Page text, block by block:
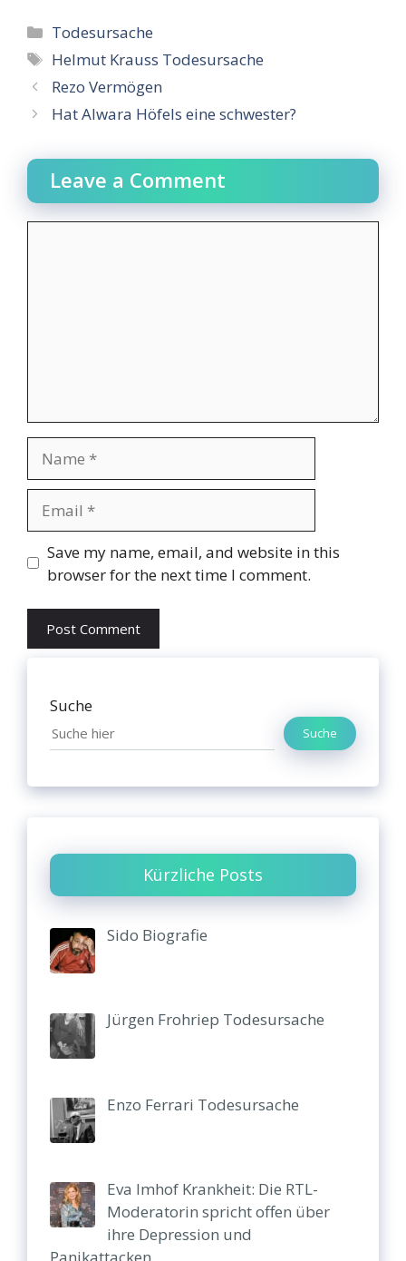
Categories
Todesursache
Tags
Helmut Krauss Todesursache
Rezo Vermögen
Hat Alwara Höfels eine schwester?
Leave a Comment
Website
Save my name, email, and website in this
browser for the next time I comment.
Suche
Suche
Kürzliche Posts
Sido Biografie
Jürgen Frohriep Todesursache
Enzo Ferrari Todesursache
Eva Imhof Krankheit: Die RTL-
Moderatorin spricht offen über
ihre Depression und